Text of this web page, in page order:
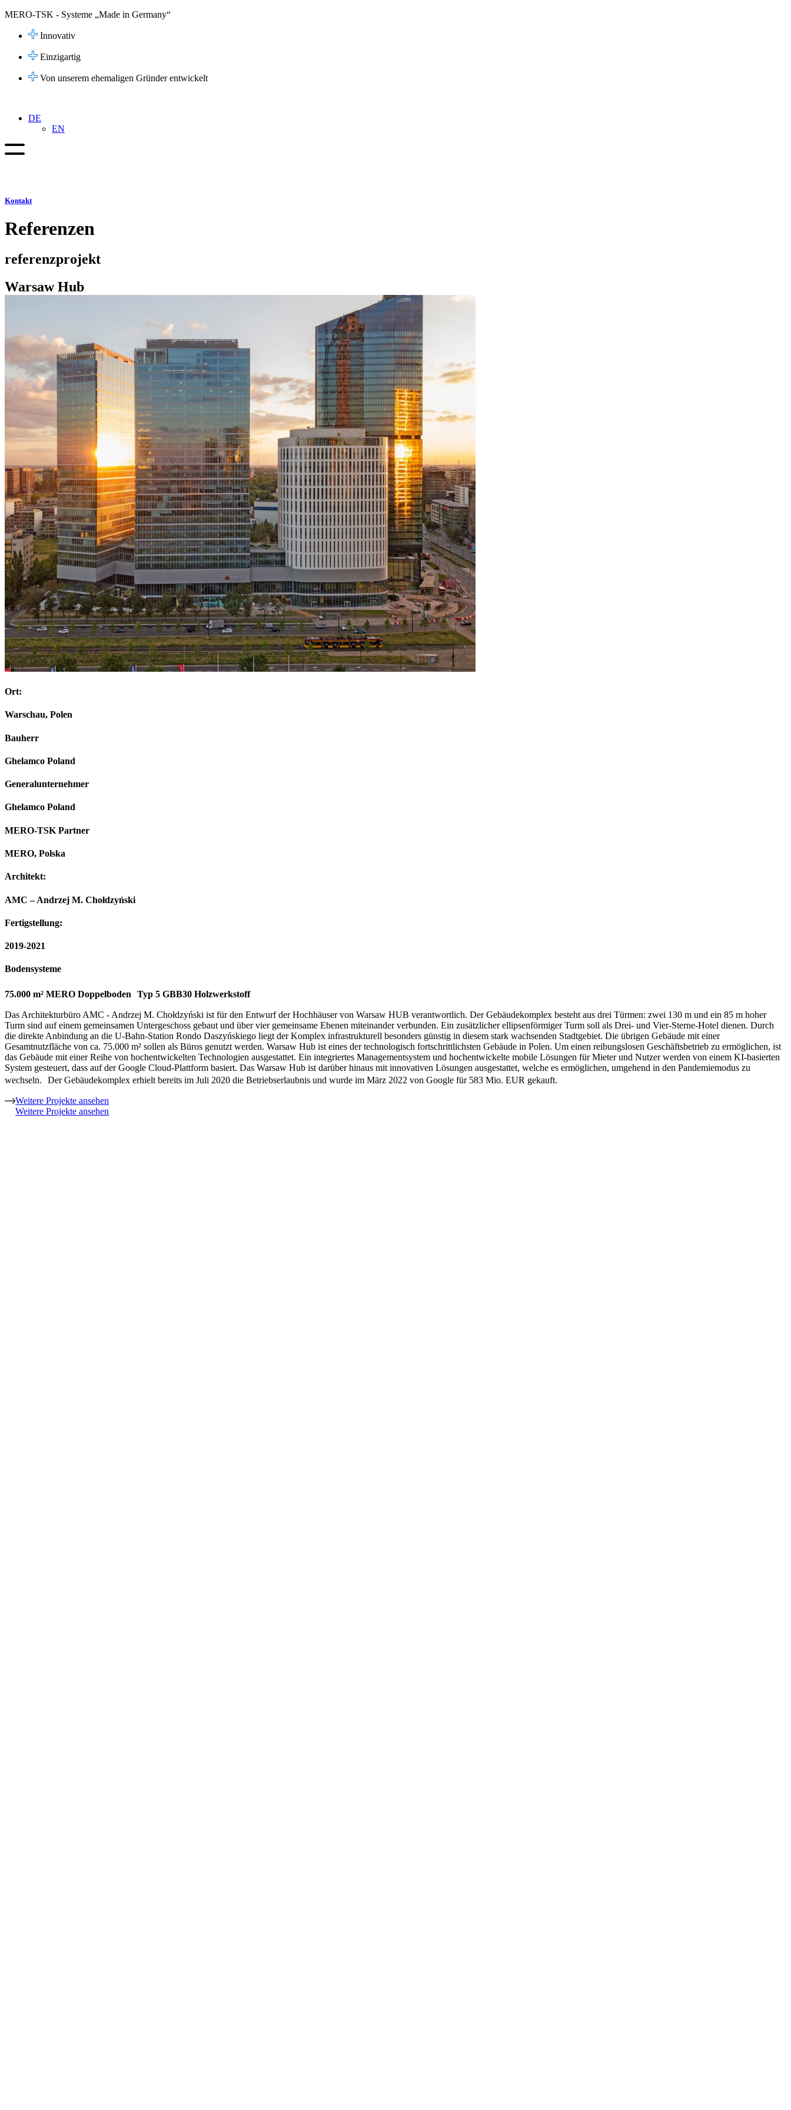
Zum
springen
MERO-TSK - Systeme „Made in Germany“
Innovativ
Einzigartig
Von unserem ehemaligen Gründer entwickelt
DE
EN
Kontakt
Referenzen
referenzprojekt
Warsaw Hub
Ort:
Warschau, Polen
Bauherr
Ghelamco Poland
Generalunternehmer
Ghelamco Poland
MERO-TSK Partner
MERO, Polska
Architekt:
AMC – Andrzej M. Chołdzyński
Fertigstellung:
2019-2021
Bodensysteme
75.000 m² MERO Doppelboden Typ 5 GBB30 Holzwerkstoff
Das Architekturbüro AMC - Andrzej M. Chołdzyński ist für den Entwurf der Hochhäuser von Warsaw HUB verantwortlich. Der Gebäudekomplex besteht aus drei Türmen: zwei 130 m und ein 85 m hoher
Turm sind auf einem gemeinsamen Untergeschoss gebaut und über vier gemeinsame Ebenen miteinander verbunden. Ein zusätzlicher ellipsenförmiger Turm soll als Drei- und Vier-Sterne-Hotel dienen. Durch
die direkte Anbindung an die U-Bahn-Station Rondo Daszyńskiego liegt der Komplex infrastrukturell besonders günstig in diesem stark wachsenden Stadtgebiet. Die übrigen Gebäude mit einer
Gesamtnutzfläche von ca. 75.000 m² sollen als Büros genutzt werden. Warsaw Hub ist eines der technologisch fortschrittlichsten Gebäude in Polen. Um einen reibungslosen Geschäftsbetrieb zu ermöglichen, ist
das Gebäude mit einer Reihe von hochentwickelten Technologien ausgestattet. Ein integriertes Managementsystem und hochentwickelte mobile Lösungen für Mieter und Nutzer werden von einem KI-basierten
System gesteuert, dass auf der Google Cloud-Plattform basiert. Das Warsaw Hub ist darüber hinaus mit innovativen Lösungen ausgestattet, welche es ermöglichen, umgehend in den Pandemiemodus zu
wechseln. Der Gebäudekomplex erhielt bereits im Juli 2020 die Betriebserlaubnis und wurde im März 2022 von Google für 583 Mio. EUR gekauft.
Weitere Projekte ansehen
Weitere Projekte ansehen